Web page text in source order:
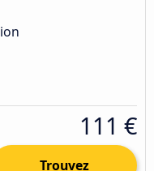
111 €
Trouvez